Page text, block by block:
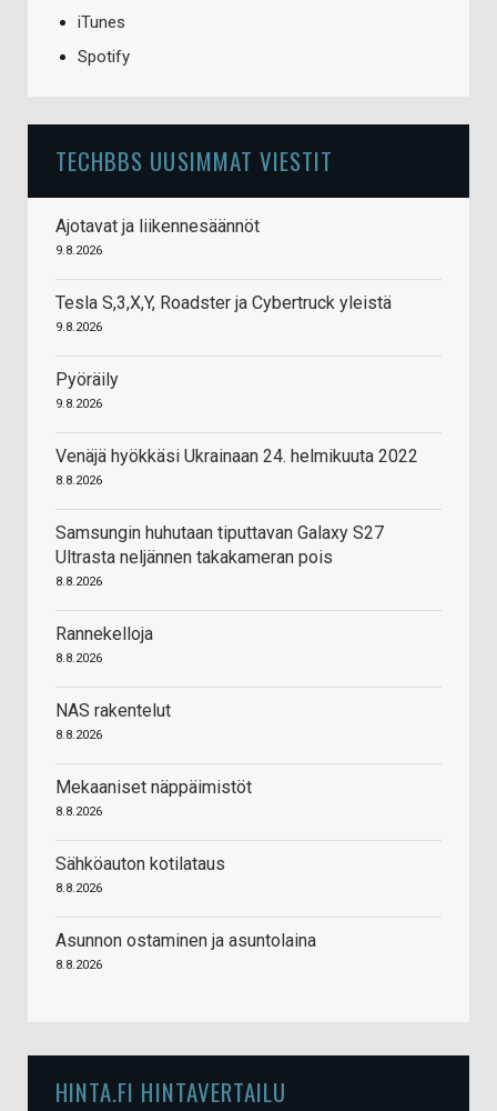
iTunes
Spotify
TECHBBS UUSIMMAT VIESTIT
Ajotavat ja liikennesäännöt
9.8.2026
Tesla S,3,X,Y, Roadster ja Cybertruck yleistä
9.8.2026
Pyöräily
9.8.2026
Venäjä hyökkäsi Ukrainaan 24. helmikuuta 2022
8.8.2026
Samsungin huhutaan tiputtavan Galaxy S27
Ultrasta neljännen takakameran pois
8.8.2026
Rannekelloja
8.8.2026
NAS rakentelut
8.8.2026
Mekaaniset näppäimistöt
8.8.2026
Sähköauton kotilataus
8.8.2026
Asunnon ostaminen ja asuntolaina
8.8.2026
HINTA.FI HINTAVERTAILU